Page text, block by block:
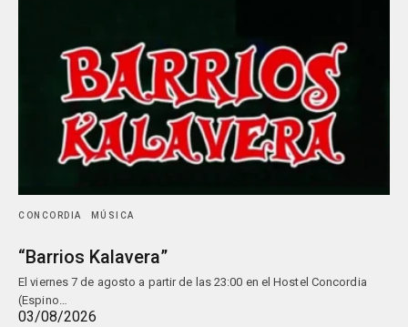
CONCORDIA MÚSICA
“Barrios Kalavera”
El viernes 7 de agosto a partir de las 23:00 en el Hostel Concordia
(Espino…
03/08/2026